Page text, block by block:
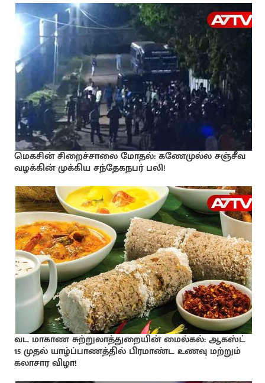
மெகசின் சிறைச்சாலை மோதல்: கணேமுல்ல சஞ்சீவ
வழக்கின் முக்கிய சந்தேகநபர் பலி!
வட மாகாண சுற்றுலாத்துறையின் மைல்கல்: ஆகஸ்ட்
15 முதல் யாழ்ப்பாணத்தில் பிரமாண்ட உணவு மற்றும்
கலாசார விழா!